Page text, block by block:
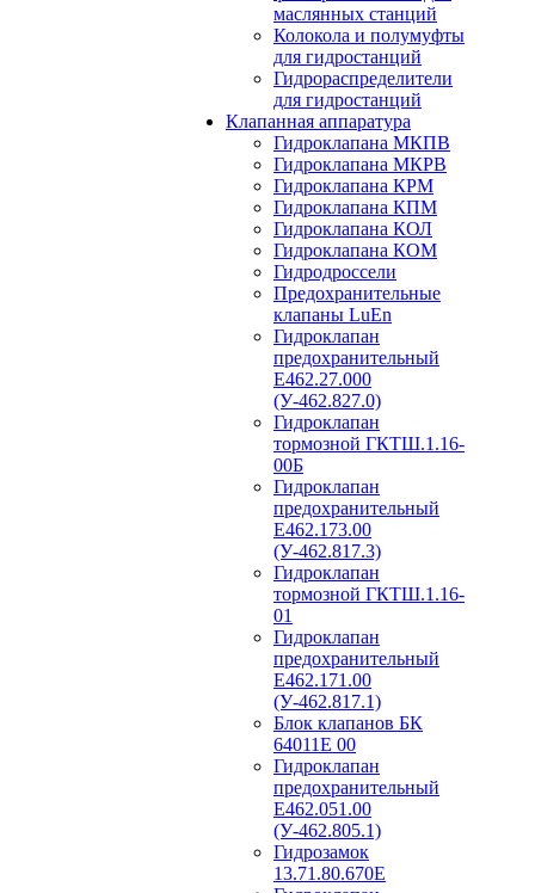
маслянных станций
Колокола и полумуфты
для гидростанций
Гидрораспределители
для гидростанций
Клапанная аппаратура
Гидроклапана МКПВ
Гидроклапана МКРВ
Гидроклапана КРМ
Гидроклапана КПМ
Гидроклапана КОЛ
Гидроклапана КОМ
Гидродроссели
Предохранительные
клапаны LuEn
Гидроклапан
предохранительный
Е462.27.000
(У-462.827.0)
Гидроклапан
тормозной ГКТШ.1.16-
00Б
Гидроклапан
предохранительный
Е462.173.00
(У-462.817.3)
Гидроклапан
тормозной ГКТШ.1.16-
01
Гидроклапан
предохранительный
Е462.171.00
(У-462.817.1)
Блок клапанов БК
64011Е 00
Гидроклапан
предохранительный
Е462.051.00
(У-462.805.1)
Гидрозамок
13.71.80.670Е